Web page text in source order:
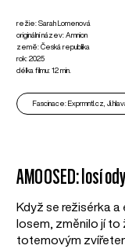
režie: Sarah Lomenová
originální název: Amnion
země: Česká republika
rok: 2025
délka filmu: 12 min.
Fascinace: Exprmntl.cz,
AMOOSED: losí
Když se režisérka
losem, změnilo jí to
totemovým